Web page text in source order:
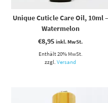
Unique Cuticle Care Oil, 10ml –
Watermelon
€8,95 inkl. MwSt.
Enthält 20% MwSt.
zzgl.Versand